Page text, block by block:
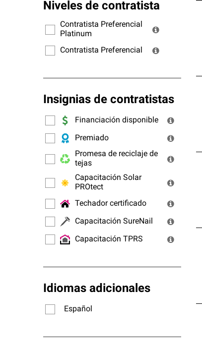
Niveles de contratista
Contratista Preferencial
Platinum
Contratista Preferencial
Insignias de contratistas
Financiación disponible
Premiado
Promesa de reciclaje de
tejas
Capacitación Solar
PROtect
Techador certificado
Capacitación SureNail
Capacitación TPRS
Idiomas adicionales
Español